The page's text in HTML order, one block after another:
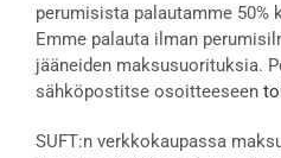
perumisista palautamme 50%
Emme palauta ilman
jääneiden maksusuorituksia.
sähköpostitse osoitteeseen
SUFT:n verkkokaupassa